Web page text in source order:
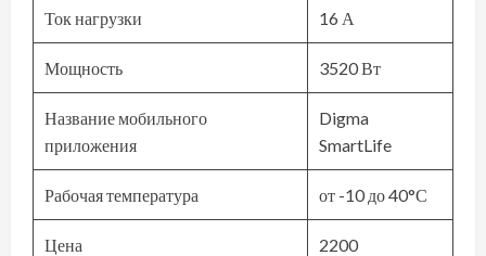
Ток нагрузки 16 А
Мощность 3520 Вт
Название мобильного
приложения
Digma
SmartLife
Рабочая температура от -10 до 40°С
Цена 2200